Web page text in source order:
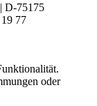
D-75175
77
oder